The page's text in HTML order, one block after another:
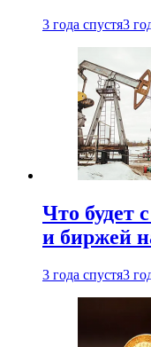
3 года спустя3
Что будет
и биржей
3 года спустя3